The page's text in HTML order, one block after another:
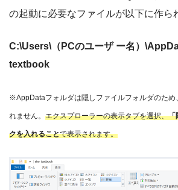
の起動に必要なファイルが以下に作ら
C:\Users\（PCのユーザ ー名）
textbook
※AppDataフォルダは隠しファイルフォルダのため
れません。 エクスプローラーの表示タブを選択、「
クを入れることで表示されます。